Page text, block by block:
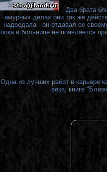
Два брата
амурных делах они так же
надоедала - он отдавал ее
пока в больнице не появляется
Одна из лучших работ в карьере
века, книге